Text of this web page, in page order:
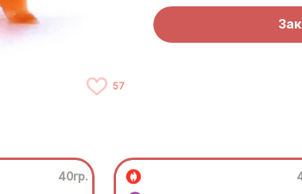
57
40гр.